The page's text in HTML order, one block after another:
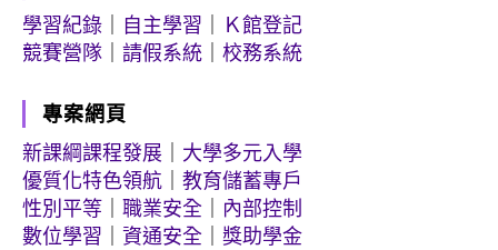
學習紀錄
自主學習
Ｋ館登記
競賽營隊
請假系統 校務系統
專案網頁
新課綱課程發展
大學多元入學
優質化特色領航
教育儲蓄專戶
性別平等
職業安全
內部控制
數位學習
資通安全 獎助學金